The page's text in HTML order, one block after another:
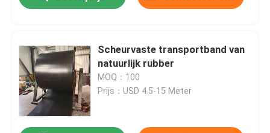
Scheurvaste transportband van
natuurlijk rubber
MOQ：100
Prijs：USD 4.5-15 Meter